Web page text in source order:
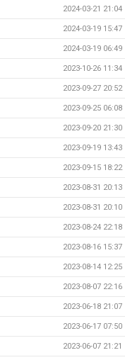
2024-03-21 21:04
2024-03-19 15:47
2024-03-19 06:49
2023-10-26 11:34
2023-09-27 20:52
2023-09-25 06:08
2023-09-20 21:30
2023-09-19 13:43
2023-09-15 18:22
2023-08-31 20:13
2023-08-31 20:10
2023-08-24 22:18
2023-08-16 15:37
2023-08-14 12:25
2023-08-07 22:16
2023-06-18 21:07
2023-06-17 07:50
2023-06-07 21:21